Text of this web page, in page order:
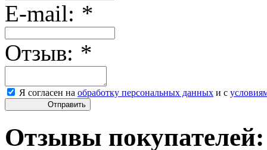
E-mail: *
Отзыв: *
Я согласен на обработку персональных данных и с
Отправить
Отзывы покупателей: